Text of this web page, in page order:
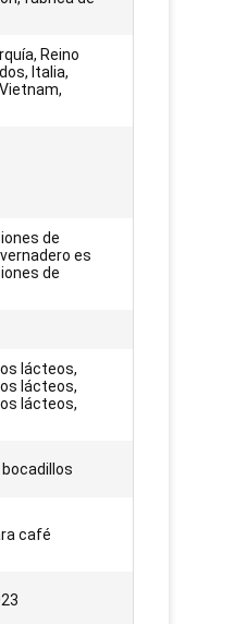
Reino
Italia,
de
es
de
lácteos,
lácteos,
lácteos,
café